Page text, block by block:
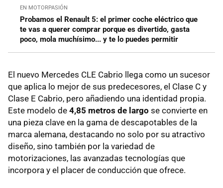
EN MOTORPASIÓN
Probamos el Renault 5: el primer coche eléctrico que
te vas a querer comprar porque es divertido, gasta
poco, mola muchísimo... y te lo puedes permitir
El nuevo Mercedes CLE Cabrio llega como un sucesor
que aplica lo mejor de sus predecesores, el Clase C y
Clase E Cabrio, pero añadiendo una identidad propia.
Este modelo de 4,85 metros de largo se convierte en
una pieza clave en la gama de descapotables de la
marca alemana, destacando no solo por su atractivo
diseño, sino también por la variedad de
motorizaciones, las avanzadas tecnologías que
incorpora y el placer de conducción que ofrece.